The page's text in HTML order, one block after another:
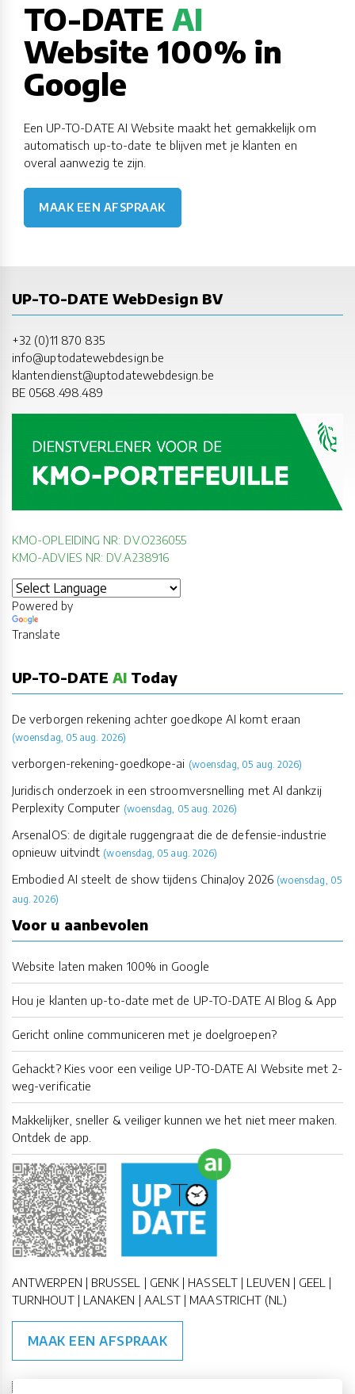
TO-DATE AI
Website 100% in
Google
Een UP-TO-DATE AI Website maakt het gemakkelijk om
automatisch up-to-date te blijven met je klanten en
overal aanwezig te zijn.
MAAK EEN AFSPRAAK
UP-TO-DATE WebDesign BV
+32 (0)11 870 835
info@uptodatewebdesign.be
klantendienst@uptodatewebdesign.be
BE 0568.498.489
KMO-OPLEIDING NR: DV.O236055
KMO-ADVIES NR: DV.A238916
Powered by
Translate
UP-TO-DATE AI Today
De verborgen rekening achter goedkope AI komt eraan
(woensdag, 05 aug. 2026)
verborgen-rekening-goedkope-ai (woensdag, 05 aug. 2026)
Juridisch onderzoek in een stroomversnelling met AI dankzij
Perplexity Computer (woensdag, 05 aug. 2026)
ArsenalOS: de digitale ruggengraat die de defensie-industrie
opnieuw uitvindt (woensdag, 05 aug. 2026)
Embodied AI steelt de show tijdens ChinaJoy 2026 (woensdag, 05
aug. 2026)
Voor u aanbevolen
Website laten maken 100% in Google
Hou je klanten up-to-date met de UP-TO-DATE AI Blog & App
Gericht online communiceren met je doelgroepen?
Gehackt? Kies voor een veilige UP-TO-DATE AI Website met 2-
weg-verificatie
Makkelijker, sneller & veiliger kunnen we het niet meer maken.
Ontdek de app.
ANTWERPEN | BRUSSEL | GENK | HASSELT | LEUVEN | GEEL |
TURNHOUT | LANAKEN | AALST | MAASTRICHT (NL)
MAAK EEN AFSPRAAK
🇪🇺 🇧🇪